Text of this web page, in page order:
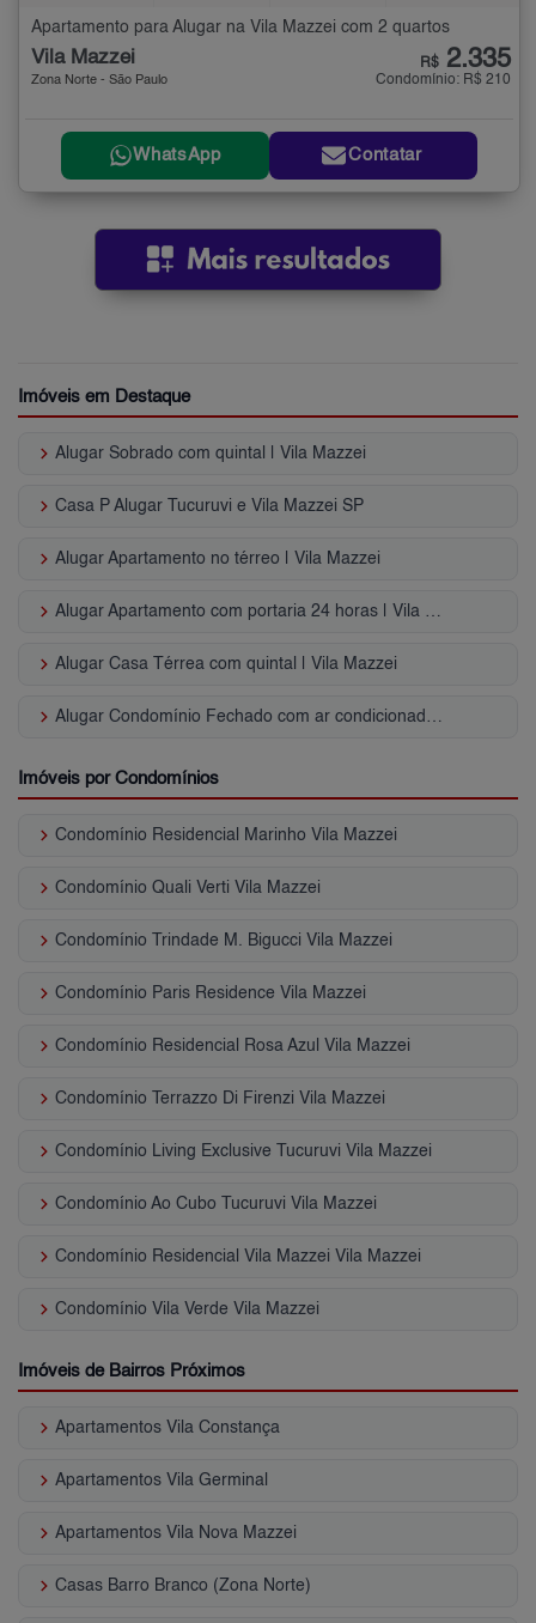
Apartamento para Alugar na Vila Mazzei com 2 quartos
Vila Mazzei
Zona Norte - São Paulo
R$ 2.335
Condomínio: R$ 210
WhatsApp Contatar
Imóveis em Destaque
keyboard_arrow_right Alugar Sobrado com quintal | Vila Mazzei
keyboard_arrow_right Casa P Alugar Tucuruvi e Vila Mazzei SP
keyboard_arrow_right Alugar Apartamento no térreo | Vila Mazzei
keyboard_arrow_right
keyboard_arrow_right Alugar Casa Térrea com quintal | Vila Mazzei
keyboard_arrow_right
Imóveis por Condomínios
keyboard_arrow_right Condomínio Residencial Marinho Vila Mazzei
keyboard_arrow_right Condomínio Quali Verti Vila Mazzei
keyboard_arrow_right Condomínio Trindade M. Bigucci Vila Mazzei
keyboard_arrow_right Condomínio Paris Residence Vila Mazzei
keyboard_arrow_right Condomínio Residencial Rosa Azul Vila Mazzei
keyboard_arrow_right Condomínio Terrazzo Di Firenzi Vila Mazzei
keyboard_arrow_right Condomínio Living Exclusive Tucuruvi Vila Mazzei
keyboard_arrow_right Condomínio Ao Cubo Tucuruvi Vila Mazzei
keyboard_arrow_right Condomínio Residencial Vila Mazzei Vila Mazzei
keyboard_arrow_right Condomínio Vila Verde Vila Mazzei
Imóveis de Bairros Próximos
keyboard_arrow_right Apartamentos Vila Constança
keyboard_arrow_right Apartamentos Vila Germinal
keyboard_arrow_right Apartamentos Vila Nova Mazzei
keyboard_arrow_right Casas Barro Branco (Zona Norte)